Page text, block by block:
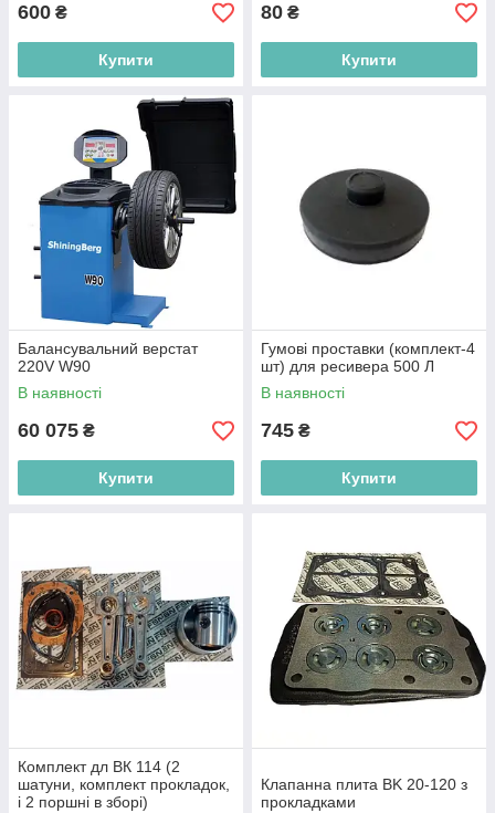
600 ₴
Купити
80 ₴
Купити
Балансувальний верстат
220V W90
В наявності
60 075 ₴
Купити
Гумові проставки (комплект-4
шт) для ресивера 500 Л
В наявності
745 ₴
Купити
Комплект дл BК 114 (2
шатуни, комплект прокладок,
і 2 поршні в зборі)
Клапанна плита BK 20-120 з
прокладками